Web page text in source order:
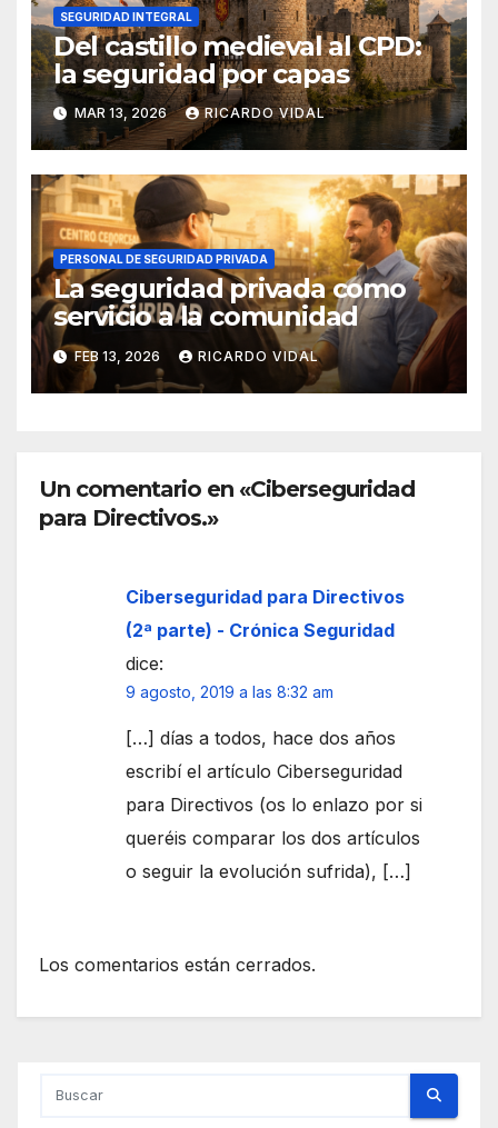
SEGURIDAD INTEGRAL
Del castillo medieval al CPD:
la seguridad por capas
MAR 13, 2026 RICARDO VIDAL
PERSONAL DE SEGURIDAD PRIVADA
La seguridad privada como
servicio a la comunidad
FEB 13, 2026 RICARDO VIDAL
Un comentario en «Ciberseguridad
para Directivos.»
Ciberseguridad para Directivos
(2ª parte) - Crónica Seguridad
dice:
9 agosto, 2019 a las 8:32 am
[…] días a todos, hace dos años
escribí el artículo Ciberseguridad
para Directivos (os lo enlazo por si
queréis comparar los dos artículos
o seguir la evolución sufrida), […]
Los comentarios están cerrados.